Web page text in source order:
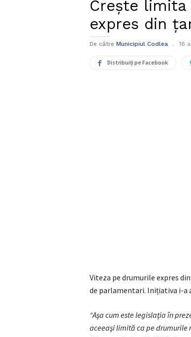
Crește
expres din
De către Municipiul Codlea 16
Distribuiți pe Facebook
Viteza pe drumurile expres
de parlamentari. Inițiativa i-
“Aşa cum este legislaţia în
aceeaşi limită ca pe drumurile